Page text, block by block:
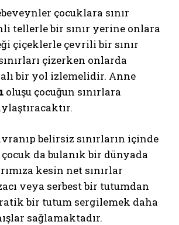
çocuklara sınır
tellerle bir sınır yerine onlara
çiçeklerle çevrili bir sınır
çizerken onlarda
bir yol izlemelidir. Anne
oluşu çocuğun sınırlara
belirsiz sınırların içinde
da bulanık bir dünyada
kesin net sınırlar
veya serbest bir tutumdan
bir tutum sergilemek daha
sağlamaktadır.